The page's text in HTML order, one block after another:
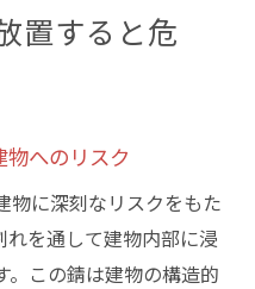
置すると危
へのリスク
物に深刻なリスクをもた
れを通して建物内部に浸
。この錆は建物の構造的